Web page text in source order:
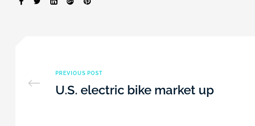
PREVIOUS POST
U.S. electric bike market up